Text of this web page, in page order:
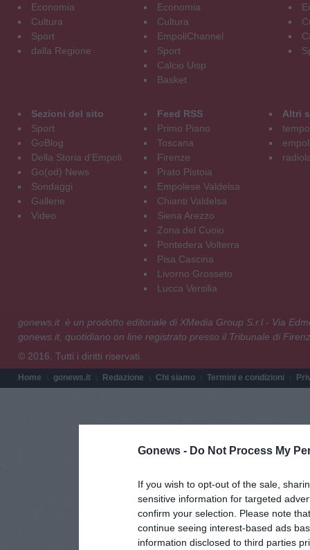
Gonews - Do Not Process My
If you wish to opt-out of the sale,
sensitive information for targeted
confirm your selection. Please note
continue seeing interest-based ads
information disclosed to third parties
Economia
Cultura
Sport
dalla Regione
Economia
Cultura
EmpoliChannel
Sport
Calcio Uisp
Basket
Sezioni del sito
Sport
GoBlog
Della Storia d'Empoli
Go(od) News
Sondaggi
Gallerie
Video
Feed RSS
Primo Piano
Toscana
Firenze
Prato Pistoia
Empolese Valdelsa
Chianti Valdelsa
Siena Arezzo
Zona del Cuoio
Pontedera Volterra
Pisa Cascina
Livorno Grosseto
Lucca Versilia
Altri
gonews.it è un prodotto editoriale di XMedia Group S.r.l - Via
gonews.it, quotidiano on line registrato presso il Tribunale di
© 2016. Tutti i diritti riservati.
Home gonews.it Redazione Chi siamo Termini e condizioni